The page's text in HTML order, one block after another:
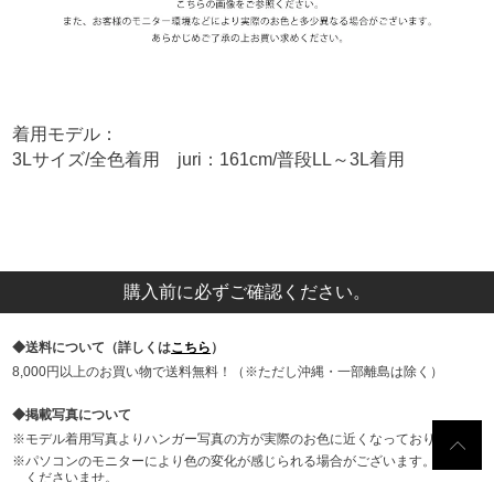
着用モデル：
3Lサイズ/全色着用 juri：161cm/普段LL～3L着用
購入前に必ずご確認ください。
送料について（詳しくはこちら ）
8,000円以上のお買い物で送料無料！（※ただし沖縄・一部離島は除く）
掲載写真について
モデル着用写真よりハンガー写真の方が実際のお色に近くなっております。
パソコンのモニターにより色の変化が感じられる場合がございます。ご了承
くださいませ。